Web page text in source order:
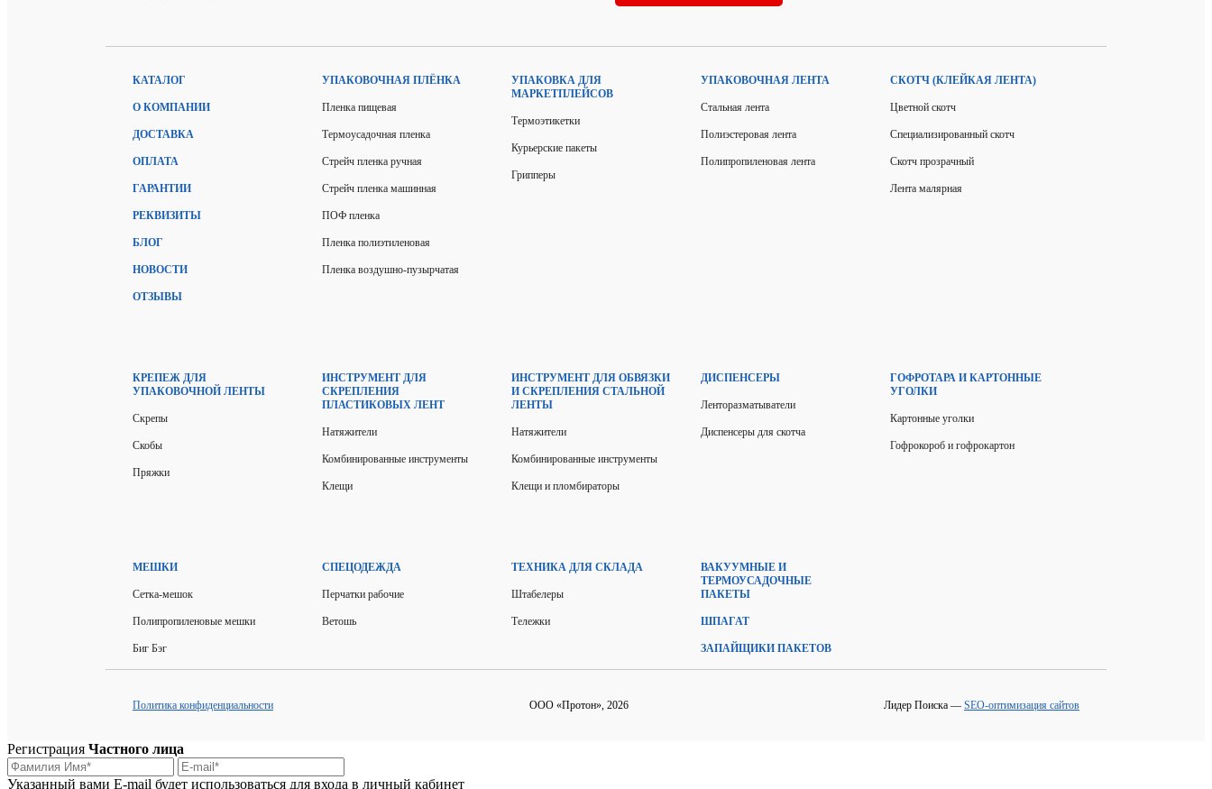
КАТАЛОГ
О КОМПАНИИ
ДОСТАВКА
ОПЛАТА
ГАРАНТИИ
РЕКВИЗИТЫ
БЛОГ
НОВОСТИ
ОТЗЫВЫ
УПАКОВОЧНАЯ ПЛЁНКА
Пленка пищевая
Термоусадочная пленка
Стрейч пленка ручная
Стрейч пленка машинная
ПОФ пленка
Пленка полиэтиленовая
Пленка воздушно-пузырчатая
УПАКОВКА ДЛЯ
МАРКЕТПЛЕЙСОВ
Термоэтикетки
Курьерские пакеты
Грипперы
УПАКОВОЧНАЯ ЛЕНТА
Стальная лента
Полиэстеровая лента
Полипропиленовая лента
СКОТЧ (КЛЕЙКАЯ ЛЕНТА)
Цветной скотч
Специализированный скотч
Скотч прозрачный
Лента малярная
КРЕПЕЖ ДЛЯ
УПАКОВОЧНОЙ ЛЕНТЫ
Скрепы
Скобы
Пряжки
ИНСТРУМЕНТ ДЛЯ
СКРЕПЛЕНИЯ
ПЛАСТИКОВЫХ ЛЕНТ
Натяжители
Комбинированные инструменты
Клещи
ИНСТРУМЕНТ ДЛЯ ОБВЯЗКИ
И СКРЕПЛЕНИЯ СТАЛЬНОЙ
ЛЕНТЫ
Натяжители
Комбинированные инструменты
Клещи и пломбираторы
ДИСПЕНСЕРЫ
Ленторазматыватели
Диспенсеры для скотча
ГОФРОТАРА И КАРТОННЫЕ
УГОЛКИ
Картонные уголки
Гофрокороб и гофрокартон
МЕШКИ
Сетка-мешок
Полипропиленовые мешки
Биг Бэг
СПЕЦОДЕЖДА
Перчатки рабочие
Ветошь
ТЕХНИКА ДЛЯ СКЛАДА
Штабелеры
Тележки
ВАКУУМНЫЕ И
ТЕРМОУСАДОЧНЫЕ
ПАКЕТЫ
ШПАГАТ
ЗАПАЙЩИКИ ПАКЕТОВ
Политика конфиденциальности ООО «Протон», 2026 Лидер Поиска — SEO-оптимизация сайтов
Регистрация Частного лица
Указанный вами E-mail будет использоваться для входа в личный кабинет